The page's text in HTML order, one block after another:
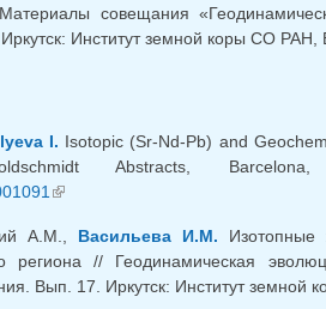
совещания
Иркутск: Институт земной коры СО
I. Isotopic (Sr-Nd-Pb) and
Abstracts,
(внешняя ссылка)
А.М., Васильева И.М. Изотопные
региона // Геодинамическая
Вып. 17. Иркутск: Институт земной